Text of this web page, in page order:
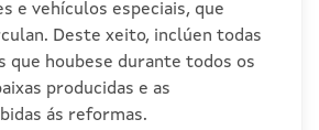
e vehículos especiais, que
Deste xeito, inclúen todas
que houbese durante todos os
producidas e as
ás reformas.